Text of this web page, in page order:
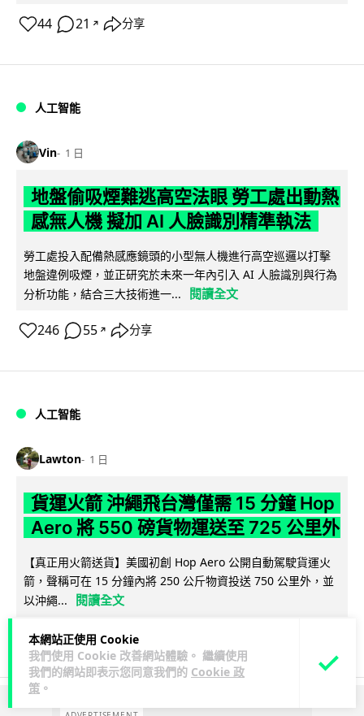
本網站正使用 Cookie
我們使用 Cookie 改善網站體驗。 繼續使用
我們的網站即表示您同意我們的 Cookie 政
策 。
44 21 ↗ 分享
人工智能
Vin 1 日
地盤偷吸煙難逃高空法眼 勞工處出動熱
感無人機 擬加 AI 人臉識別精準執法
勞工處投入配備熱感應鏡頭的小型無人機進行高空巡邏以打擊
地盤違例吸煙，並正研究於未來一年內引入 AI 人臉識別與行為
分析功能，結合三大技術進一...
閱讀全文
246 55 ↗ 分享
人工智能
Lawton 1 日
貨運火箭 沖繩飛台灣僅需 15 分鐘 Hop
Aero 將 550 磅貨物運送至 725 公里外
【真正用火箭送貨】美國初創 Hop Aero 公開自動駕駛貨運火
箭，聲稱可在 15 分鐘內將 250 公斤物資投送 750 公里外，並
以沖繩...
閱讀全文
52 6↗ 分享